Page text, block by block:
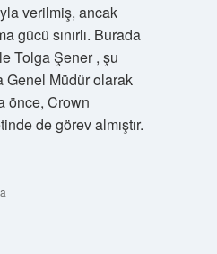
verilmiş, ancak
gücü sınırlı. Burada
Tolga Şener , şu
Genel Müdür olarak
önce, Crown
de görev almıştır.